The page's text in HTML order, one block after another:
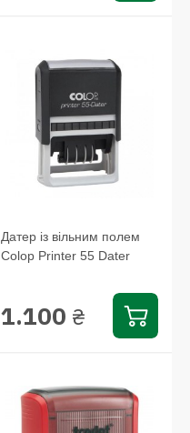
Датер із вільним полем
Colop Printer 55 Dater
1.100 ₴